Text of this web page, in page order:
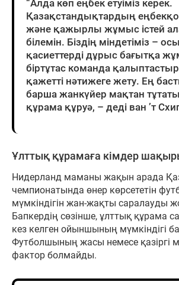
“Алда көп еңбек етуіміз керек.
Қазақстандықтардың
және қажырлы жұмыс істей
білемін. Біздің міндетіміз – осы
қасиеттерді дұрыс бағытқа
біртұтас команда
қажетті нәтижеге жету. Ең
барша жанкүйер мақтан
құрама құруә, – деді ван ’т
Ұлттық құрамаға кімдер
Нидерланд маманы жақын арада
чемпионатында өнер көрсететін
мүмкіндігін жан-жақты саралауды
Бапкердің сөзінше, ұлттық құрама
кез келген ойыншының мүмкіндігі
Футболшының жасы немесе қазіргі
фактор болмайды.